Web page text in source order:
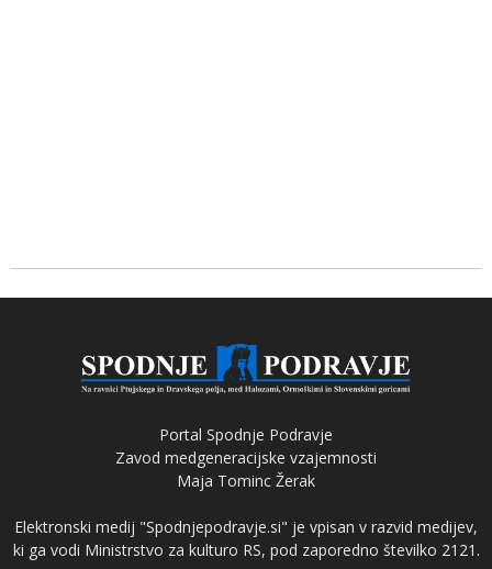
Portal Spodnje Podravje
Zavod medgeneracijske vzajemnosti
Maja Tominc Žerak
Elektronski medij "Spodnjepodravje.si" je vpisan v razvid medijev,
ki ga vodi Ministrstvo za kulturo RS, pod zaporedno številko 2121.